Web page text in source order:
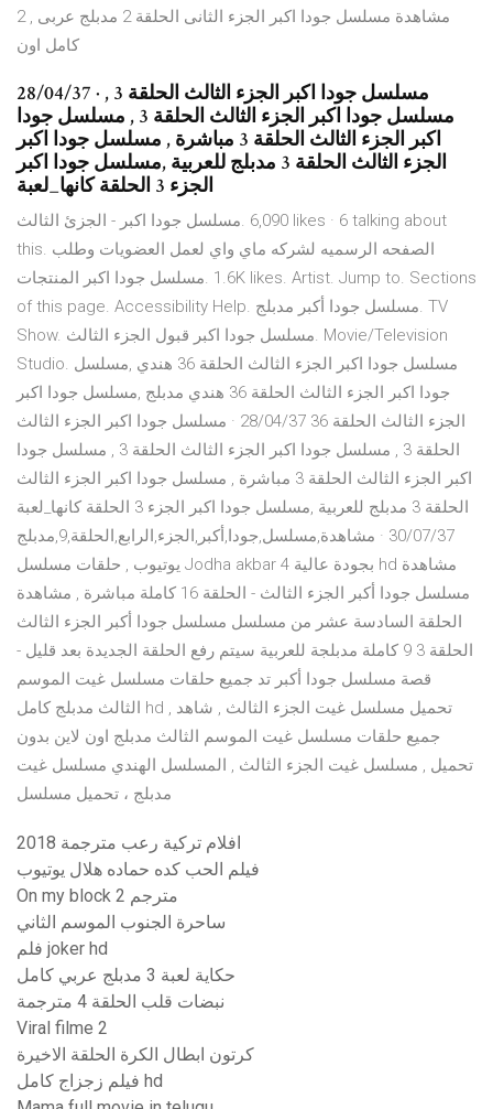
2 , مشاهدة مسلسل جودا اكبر الجزء الثانى الحلقة 2 مدبلج عربى
كامل اون
28/04/37 · مسلسل جودا اكبر الجزء الثالث الحلقة 3 ,
مسلسل جودا اكبر الجزء الثالث الحلقة 3 , مسلسل جودا
اكبر الجزء الثالث الحلقة 3 مباشرة , مسلسل جودا اكبر
الجزء الثالث الحلقة 3 مدبلج للعربية ,مسلسل جودا اكبر
الجزء 3 الحلقة ‏كانها_لعبة
this. ‎الصفحه الرسميه لشركه ماي واي لعمل العضويات وطلب
المنتجات‎ ‎مسلسل جودا اكبر‎. 1.6K likes. Artist. Jump to. Sections
of this page. Accessibility Help. مسلسل جودا أكبر مدبلج. TV
Show. مسلسل جودا اكبر قبول الجزء الثالث. Movie/Television
Studio. مسلسل جودا اكبر الجزء الثالث الحلقة 36 هندي ,مسلسل
جودا اكبر الجزء الثالث الحلقة 36 هندي مدبلج ,مسلسل جودا اكبر
الجزء الثالث الحلقة 36 28/04/37 · مسلسل جودا اكبر الجزء الثالث
الحلقة 3 , مسلسل جودا اكبر الجزء الثالث الحلقة 3 , مسلسل جودا
اكبر الجزء الثالث الحلقة 3 مباشرة , مسلسل جودا اكبر الجزء الثالث
الحلقة 3 مدبلج للعربية ,مسلسل جودا اكبر الجزء 3 الحلقة ‏كانها_لعبة
30/07/37 · مشاهدة,مسلسل,جودا,أكبر,الجزء,الرابع,الحلقة,9,مدبلج
يوتيوب , حلقات مسلسل Jodha akbar 4 بجودة عالية hd مشاهدة
مسلسل جودا أكبر الجزء الثالث - الحلقة 16 كاملة مباشرة , مشاهدة
الحلقة السادسة عشر من مسلسل مسلسل جودا أكبر الجزء الثالث
الحلقة 3 9 كاملة مدبلجة للعربية سيتم رفع الحلقة الجديدة بعد قليل -
قصة مسلسل جودا أكبر تد جميع حلقات مسلسل غيت الموسم
الثالث مدبلج كامل hd , تحميل مسلسل غيت الجزء الثالث , شاهد
جميع حلقات مسلسل غيت الموسم الثالث مدبلج اون لاين بدون
تحميل , مسلسل غيت الجزء الثالث , المسلسل الهندي مسلسل غيت
مدبلج ، تحميل مسلسل
افلام تركية رعب مترجمة 2018
فيلم الحب كده حماده هلال يوتيوب
On my block مترجم 2
ساحرة الجنوب الموسم الثاني
فلم joker hd
حكاية لعبة 3 مدبلج عربي كامل
نبضات قلب الحلقة 4 مترجمة
Viral filme 2
كرتون ابطال الكرة الحلقة الاخيرة
فيلم زجزاج كامل hd